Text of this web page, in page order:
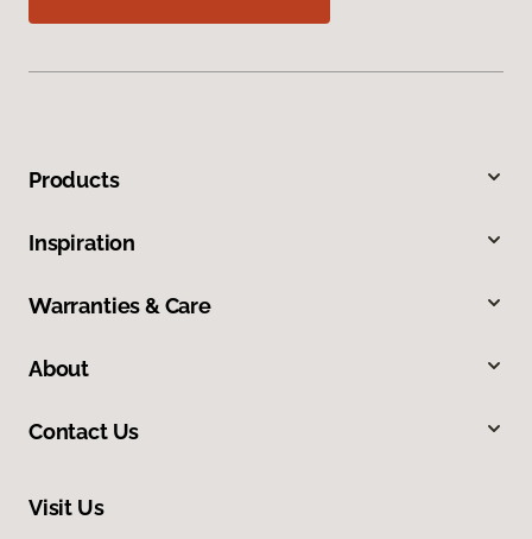
Products
Inspiration
Warranties & Care
About
Contact Us
Visit Us